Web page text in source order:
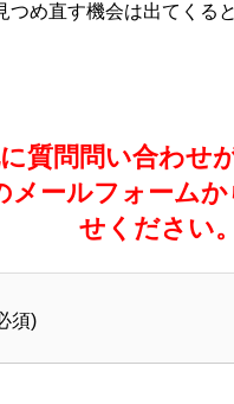
つめ直す機会は出てくる
質問問い合わせ
メールフォーム
せください。
須)